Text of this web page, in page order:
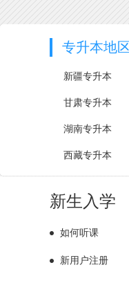
专升本地
新疆专升本
甘肃专升本
湖南专升本
西藏专升本
新生入学
如何听课
新用户注册